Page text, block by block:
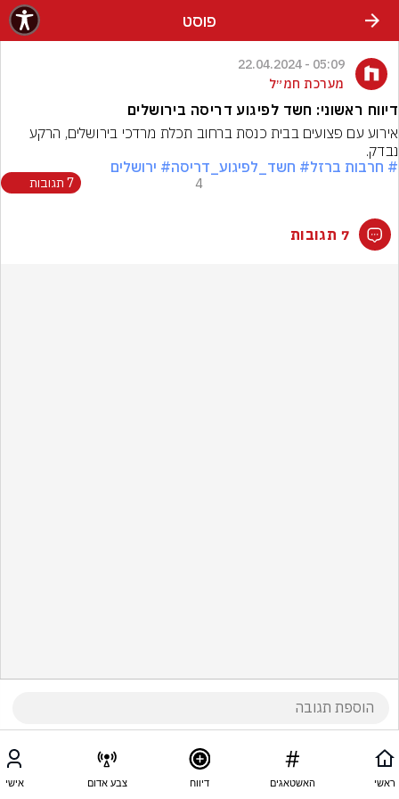
פוסט
05:09 - 22.04.2024
מערכת חמ״ל
דיווח ראשוני: חשד לפיגוע דריסה בירושלים
נבדק.
# חרבות ברזל# חשד_לפיגוע_דריסה# ירושלים
4 7 תגובות
7 תגובות
ראשי האשטאגים דיווח צבע אדום אישי